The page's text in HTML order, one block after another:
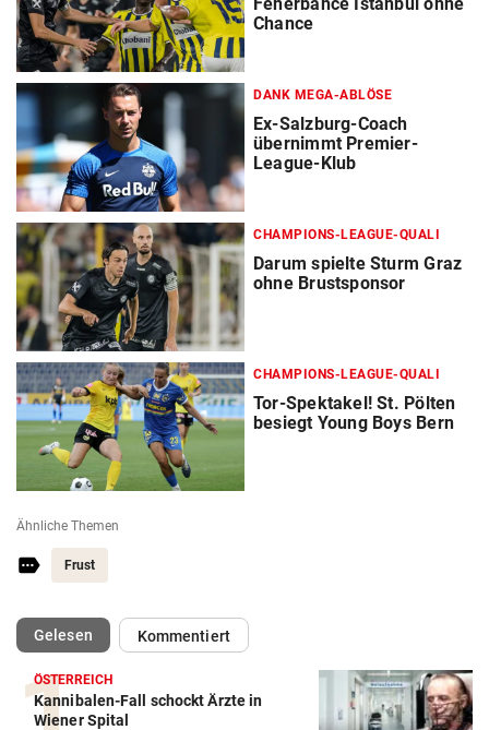
Chance
DANK MEGA-ABLÖSE
Ex-Salzburg-Coach
übernimmt Premier-
League-Klub
CHAMPIONS-LEAGUE-QUALI
Darum spielte Sturm Graz
ohne Brustsponsor
CHAMPIONS-LEAGUE-QUALI
Tor-Spektakel! St. Pölten
besiegt Young Boys Bern
Ähnliche Themen
Frust
Gelesen(ausgewählt)Kommentiert
ÖSTERREICH
Kannibalen-Fall schockt Ärzte in
Wiener Spital